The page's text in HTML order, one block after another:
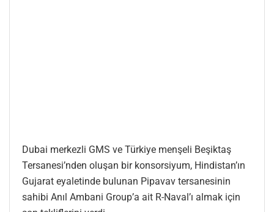
Dubai merkezli GMS ve Türkiye menşeli Beşiktaş
Tersanesi’nden oluşan bir konsorsiyum, Hindistan’ın
Gujarat eyaletinde bulunan Pipavav tersanesinin
sahibi Anıl Ambani Group’a ait R-Naval’ı almak için